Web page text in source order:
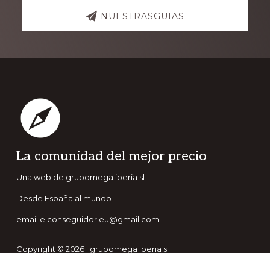
NUESTRASGUIAS
Footer
La comunidad del mejor precio
Una web de grupomega iberia sl
Desde España al mundo
email:elconseguidor.eu@gmail.com
Copyright © 2026 · grupomega iberia sl